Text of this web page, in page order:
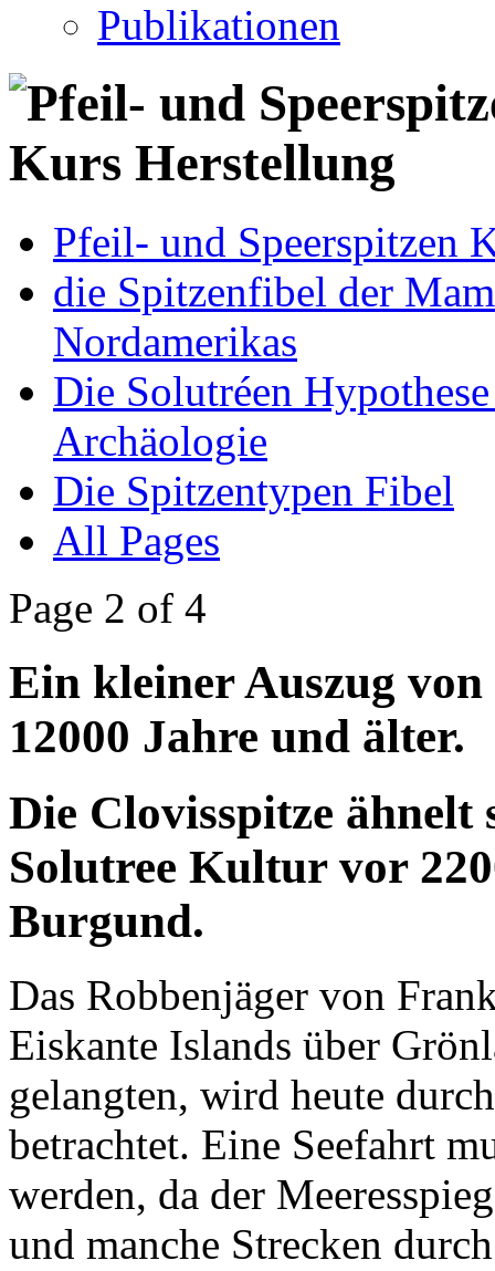
Publikationen
Pfeil- und Speerspitzen
die Spitzenfibel der
Nordamerikas
Die Solutréen
Archäologie
Die Spitzentypen Fibel
All Pages
Page 2 of 4
Ein kleiner Auszug
12000 Jahre und älter.
Die Clovisspitze ähnelt
Solutree Kultur vor
Burgund.
Das Robbenjäger von
Eiskante Islands über
gelangten, wird heute
betrachtet. Eine Seefahrt
werden, da der
und manche Strecken